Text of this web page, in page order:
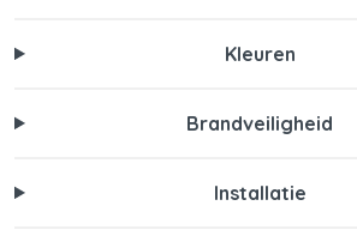
Kleuren
Brandveiligheid
Installatie